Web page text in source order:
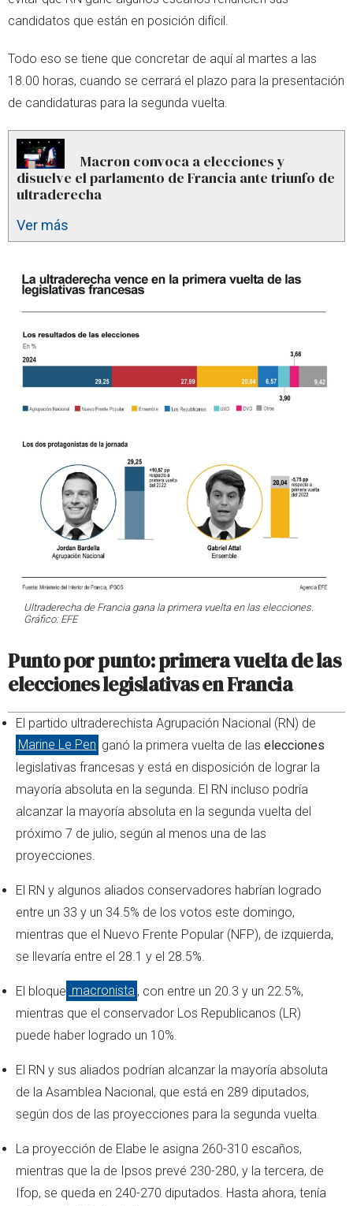
candidatos que están en posición difícil.
Todo eso se tiene que concretar de aquí al martes a las
18.00 horas, cuando se cerrará el plazo para la presentación
de candidaturas para la segunda vuelta.
Macron convoca a elecciones y
disuelve el parlamento de Francia ante triunfo de
ultraderecha
Ver más
Ultraderecha de Francia gana la primera vuelta en las elecciones.
Gráfico: EFE
Punto por punto: primera vuelta de las
elecciones legislativas en Francia
El partido ultraderechista Agrupación Nacional (RN) de
Marine Le Pen ganó la primera vuelta de laselecciones
legislativas francesas y está en disposición de lograr la
mayoría absoluta en la segunda. El RN incluso podría
alcanzar la mayoría absoluta en la segunda vuelta del
próximo 7 de julio, según al menos una de las
proyecciones.
El RN y algunos aliados conservadores habrían logrado
entre un 33 y un 34.5% de los votos este domingo,
mientras que el Nuevo Frente Popular (NFP), de izquierda,
se llevaría entre el 28.1 y el 28.5%.
El bloque macronista , con entre un 20.3 y un 22.5%,
mientras que el conservador Los Republicanos (LR)
puede haber logrado un 10%.
El RN y sus aliados podrían alcanzar la mayoría absoluta
de la Asamblea Nacional, que está en 289 diputados,
según dos de las proyecciones para la segunda vuelta.
La proyección de Elabe le asigna 260-310 escaños,
mientras que la de Ipsos prevé 230-280, y la tercera, de
Ifop, se queda en 240-270 diputados. Hasta ahora, tenía